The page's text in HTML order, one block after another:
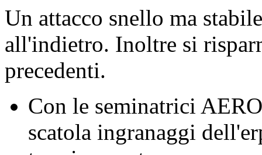
Un attacco snello ma
all'indietro. Inoltre si
precedenti.
Con le seminatrici
scatola ingranaggi